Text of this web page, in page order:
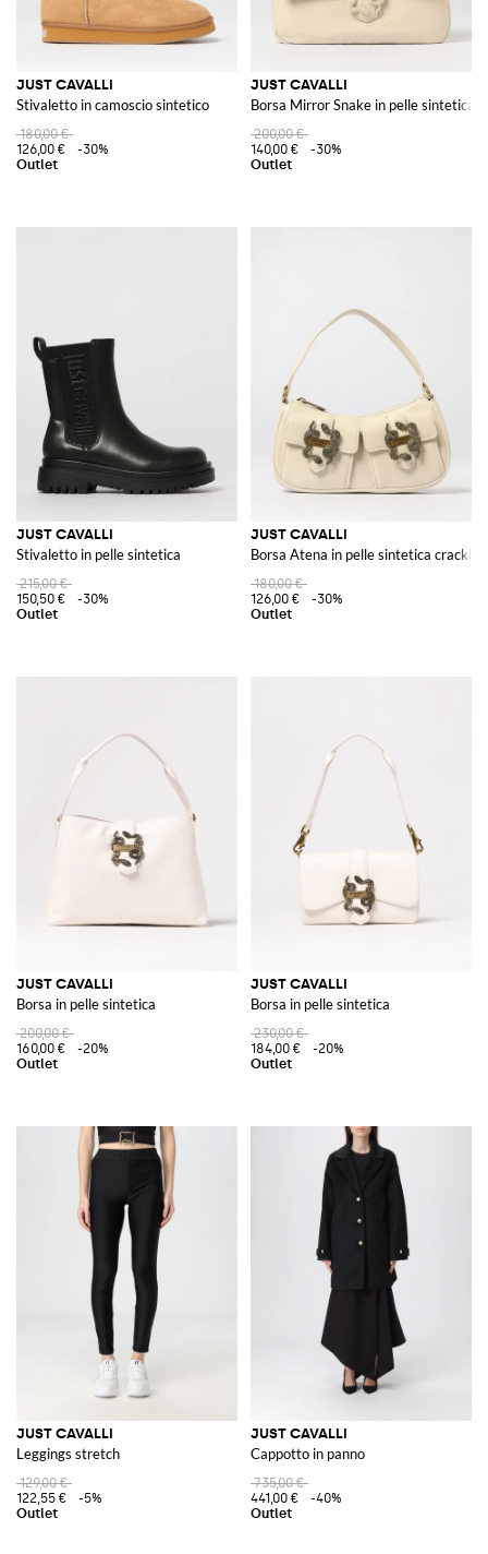
JUST CAVALLI
Stivaletto in camoscio sintetico
180,00 €
126,00 €
-30%
JUST CAVALLI
Borsa Mirror Snake in pelle sintetica
200,00 €
140,00 €
-30%
JUST CAVALLI
Stivaletto in pelle sintetica
215,00 €
150,50 €
-30%
JUST CAVALLI
Borsa Atena in pelle sintetica cracklè
180,00 €
126,00 €
-30%
JUST CAVALLI
Borsa in pelle sintetica
200,00 €
160,00 €
-20%
JUST CAVALLI
Borsa in pelle sintetica
230,00 €
184,00 €
-20%
JUST CAVALLI
Leggings stretch
129,00 €
122,55 €
-5%
JUST CAVALLI
Cappotto in panno
735,00 €
441,00 €
-40%